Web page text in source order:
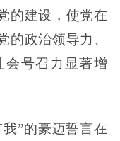
的建设，使党在
的政治领导力、
会号召力显著增
”的豪迈誓言在